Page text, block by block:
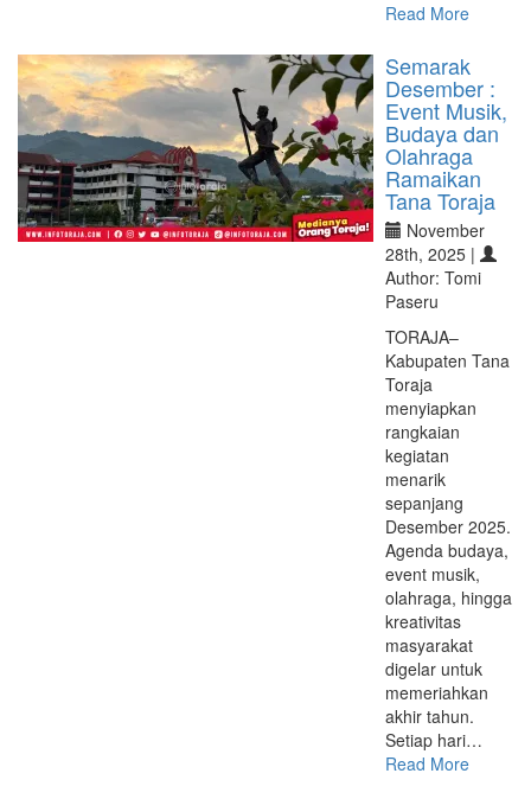
Read More
Semarak
Desember :
Event Musik,
Budaya dan
Olahraga
Ramaikan
Tana Toraja
November
28th, 2025 |
Author: Tomi
Paseru
TORAJA–
Kabupaten Tana
Toraja
menyiapkan
rangkaian
kegiatan
menarik
sepanjang
Desember 2025.
Agenda budaya,
event musik,
olahraga, hingga
kreativitas
masyarakat
digelar untuk
memeriahkan
akhir tahun.
Setiap hari…
Read More